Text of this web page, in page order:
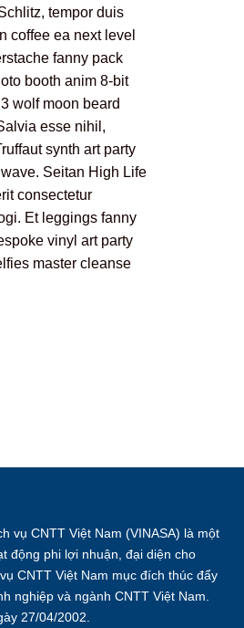
tempor duis
coffee ea next level
fanny pack
booth anim 8-bit
wolf moon beard
esse nihil,
synth art party
Seitan High Life
consectetur
Et leggings fanny
vinyl art party
master cleanse
vụ CNTT Việt Nam (VINASA) là một
động phi lợi nhuận, đại diện cho
CNTT Việt Nam mục đích thúc đẩy
nghiệp và ngành CNTT Việt Nam.
27/04/2002.